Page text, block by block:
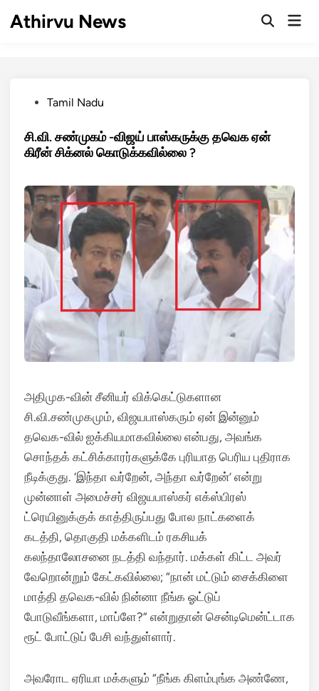
Athirvu News
OpenMain
PostedTamil Nadu
சி.வி. சண்முகம் -விஜய் பாஸ்கருக்கு தவெக ஏன்
கிரீன் சிக்னல் கொடுக்கவில்லை ?
அதிமுக-வின் சீனியர் விக்கெட்டுகளான
சி.வி.சண்முகமும், விஜயபாஸ்கரும் ஏன் இன்னும்
தவெக-வில் ஐக்கியமாகவில்லை என்பது, அவங்க
சொந்தக் கட்சிக்காரர்களுக்கே புரியாத பெரிய புதிராக
நீடிக்குது. ‘இந்தா வர்றேன், அந்தா வர்றேன்’ என்று
முன்னாள் அமைச்சர் விஜயபாஸ்கர் எக்ஸ்பிரஸ்
ட்ரெயினுக்குக் காத்திருப்பது போல நாட்களைக்
கடத்தி, தொகுதி மக்களிடம் ரகசியக்
கலந்தாலோசனை நடத்தி வந்தார். மக்கள் கிட்ட அவர்
வேறொன்றும் கேட்கவில்லை; “நான் மட்டும் சைக்கிளை
மாத்தி தவெக-வில் நின்னா நீங்க ஓட்டுப்
போடுவீங்களா, மாப்ளே?” என்றுதான் சென்டிமென்ட்டாக
ரூட் போட்டுப் பேசி வந்துள்ளார்.
அவரோட ஏரியா மக்களும் “நீங்க கிளம்புங்க அண்ணே,